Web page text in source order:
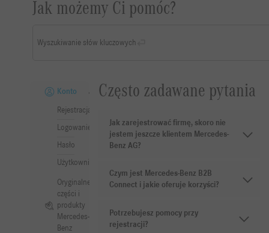
Jak możemy Ci pomóc?
Wyszukiwanie słów kluczowych
Konto
Rejestracja
Logowanie
Hasło
Użytkownik
Oryginalne
części i
produkty
Mercedes-
Benz
Często zadawane pytania
Jak zarejestrować firmę, skoro nie
jestem jeszcze klientem Mercedes-
Benz AG?
Czym jest Mercedes-Benz B2B
Connect i jakie oferuje korzyści?
Potrzebujesz pomocy przy
rejestracji?